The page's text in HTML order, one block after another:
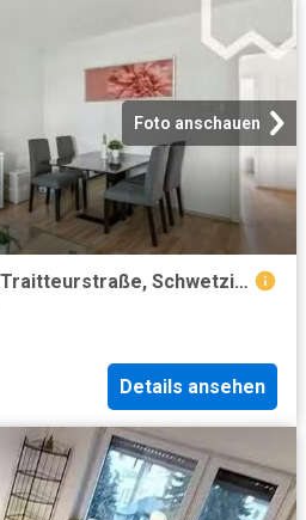
Foto anschauen
1 Zimmer Wohnung in Traitteurstraße, Schwetzingerstadt
Details ansehen